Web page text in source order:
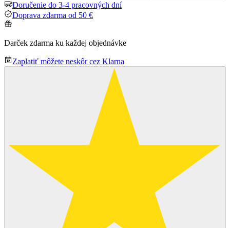
Doručenie do 3-4 pracovných dní
Doprava zdarma od 50 €
Darček zdarma ku každej objednávke
Zaplatiť môžete neskôr cez Klarna